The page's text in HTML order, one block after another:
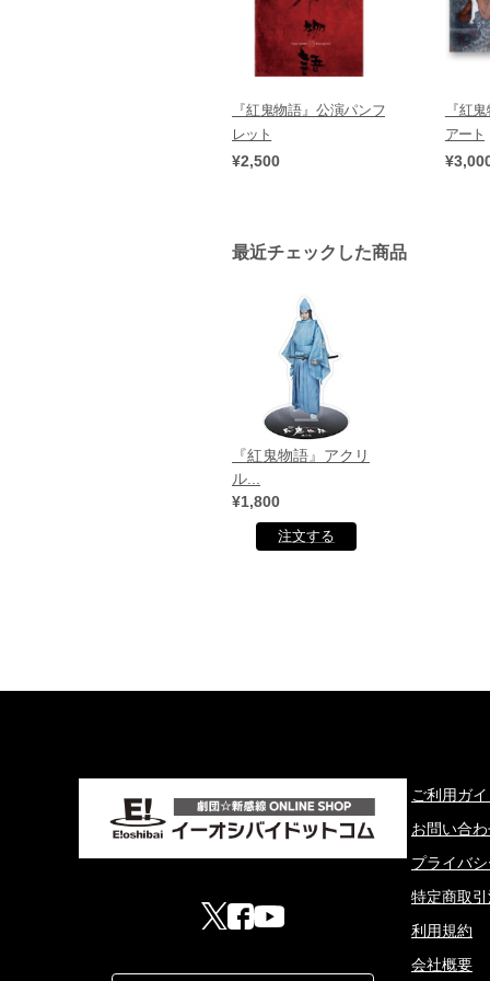
『紅鬼物語』公演パンフ
レット
¥2,500
『紅
アート
最近チェックした商品
『紅鬼物語』アクリ
ル...
¥1,800
ご利用ガ
お問い合
プライバ
特定商取
利用規約
会社概要